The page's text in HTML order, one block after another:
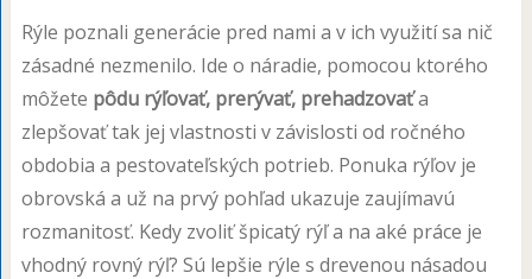
Rýle poznali generácie pred nami a v ich využití sa nič
zásadné nezmenilo. Ide o náradie, pomocou ktorého
môžete pôdu rýľovať, prerývať, prehadzovaťa
zlepšovať tak jej vlastnosti v závislosti od ročného
obdobia a pestovateľských potrieb. Ponuka rýľov je
obrovská a už na prvý pohľad ukazuje zaujímavú
rozmanitosť. Kedy zvoliť špicatý rýľ a na aké práce je
vhodný rovný rýľ? Sú lepšie rýle s drevenou násadou